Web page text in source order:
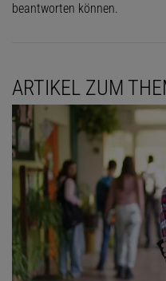
beantworten können.
ARTIKEL ZUM